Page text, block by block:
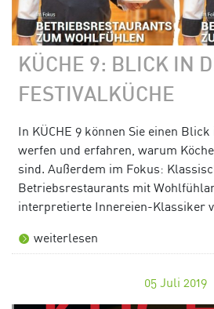
KÜCHE 9: BLICK IN
FESTIVALKÜCHE
In KÜCHE 9 können Sie einen
werfen und erfahren, warum
sind. Außerdem im Fokus:
Betriebsrestaurants mit
interpretierte Innereien-Klassiker
weiterlesen
05 Juli 2019